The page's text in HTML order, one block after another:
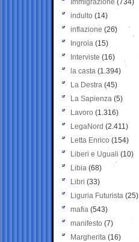
Immigrazione (734)
indulto (14)
inflazione (26)
Ingroia (15)
Interviste (16)
la casta (1.394)
La Destra (45)
La Sapienza (5)
Lavoro (1.316)
LegaNord (2.411)
Letta Enrico (154)
Liberi e Uguali (10)
Libia (68)
Libri (33)
Liguria Futurista (25)
mafia (543)
manifesto (7)
Margherita (16)